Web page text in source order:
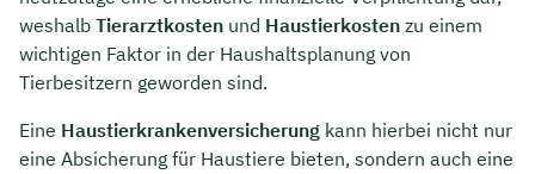
Über Uns
Kontakt
weshalb Tierarztkosten und Haustierkosten zu einem
wichtigen Faktor in der Haushaltsplanung von
Tierbesitzern geworden sind.
Eine Haustierkrankenversicherung kann hierbei nicht nur
eine Absicherung für Haustiere bieten, sondern auch eine